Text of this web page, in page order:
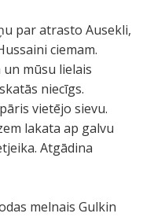
par atrasto Ausekli,
ciemam.
mūsu lielais
niecīgs.
vietējo sievu.
lakata ap galvu
Atgādina
melnais Gulkin